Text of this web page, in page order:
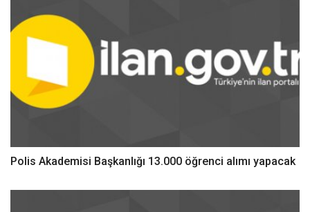
Polis Akademisi Başkanlığı 13.000 öğrenci alımı yapacak